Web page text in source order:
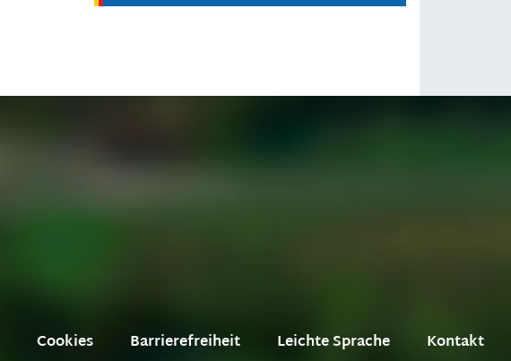
Cookies Barrierefreiheit Leichte Sprache Kontakt